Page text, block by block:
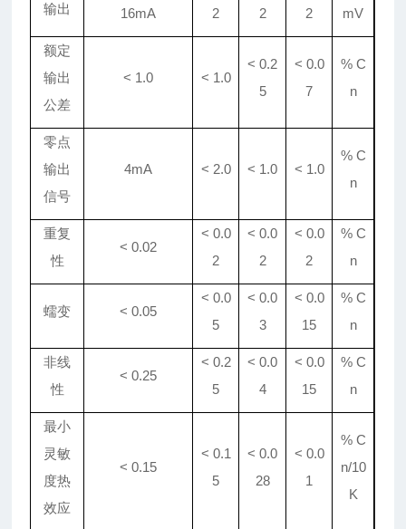
输出
16mA 2 2 2 mV
额定
输出
公差
< 1.0 < 1.0
<0.2
5
< 0.0
7
% C
n
零点
输出
信号
4mA < 2.0 < 1.0 < 1.0
% C
n
重复
性
< 0.02
< 0.0
2
< 0.0
2
< 0.0
2
% C
n
蠕变 < 0.05
< 0.0
5
< 0.0
3
< 0.0
15
% C
n
非线
性
< 0.25
< 0.2
5
< 0.0
4
< 0.0
15
% C
n
最小
灵敏
度热
效应
< 0.15
< 0.1
5
< 0.0
28
< 0.0
1
% C
n/10
K